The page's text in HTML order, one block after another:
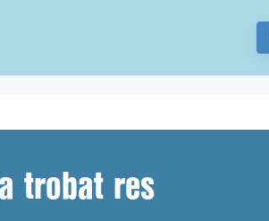
trobat res